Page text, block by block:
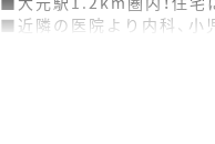
■近隣の医院より内科、小
■処方箋による調剤業務、